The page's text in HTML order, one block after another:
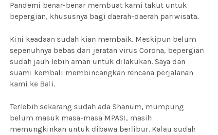
Pandemi benar-benar membuat kami takut untuk
bepergian, khususnya bagi daerah-daerah pariwisata.
Kini keadaan sudah kian membaik. Meskipun belum
sepenuhnya bebas dari jeratan virus Corona, bepergian
sudah jauh lebih aman untuk dilakukan. Saya dan
suami kembali membincangkan rencana perjalanan
kami ke Bali.
Terlebih sekarang sudah ada Shanum, mumpung
belum masuk masa-masa MPASI, masih
memungkinkan untuk dibawa berlibur. Kalau sudah